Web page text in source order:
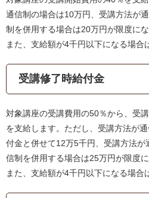
通信制の場合は10万円、受講方法が
制を併用する場合は20万円が限度にな
また、支給額が4千円以下になる場合
受講修了時給付金
対象講座の受講費用の50％から、受
を支給します。ただし、受講方法が
付金と併せて12万5千円、受講方法が
信制を併用する場合は25万円が限度に
また、支給額が4千円以下になる場合